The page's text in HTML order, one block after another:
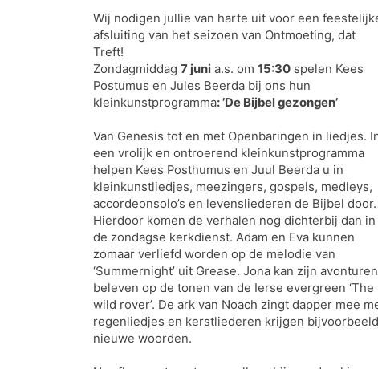
Wij nodigen jullie van harte uit voor een
afsluiting van het seizoen van Ontmoeting, dat
Treft!
Zondagmiddag 7 juni a.s. om 15:30 spelen Kees
Postumus en Jules Beerda bij ons hun
kleinkunstprogramma: ’De Bijbel gezongen’
Van Genesis tot en met Openbaringen in liedjes.
een vrolijk en ontroerend kleinkunstprogramma
helpen Kees Posthumus en Juul Beerda u in
kleinkunstliedjes, meezingers, gospels, medleys,
accordeonsolo’s en levensliederen de Bijbel door.
Hierdoor komen de verhalen nog dichterbij dan in
de zondagse kerkdienst. Adam en Eva kunnen
zomaar verliefd worden op de melodie van
‘Summernight’ uit Grease. Jona kan zijn avonturen
beleven op de tonen van de Ierse evergreen ‘The
wild rover’. De ark van Noach zingt dapper mee
regenliedjes en kerstliederen krijgen bijvoorbeeld
nieuwe woorden.